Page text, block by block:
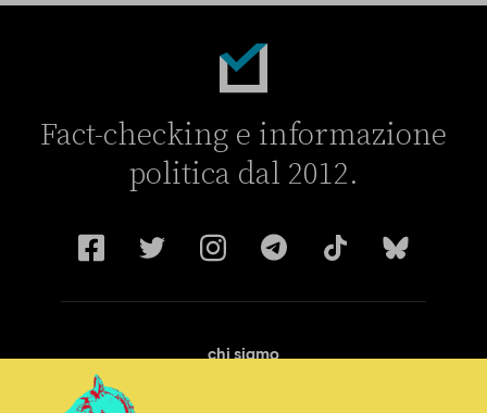
Fact-checking e informazione
politica dal 2012.
chi siamo